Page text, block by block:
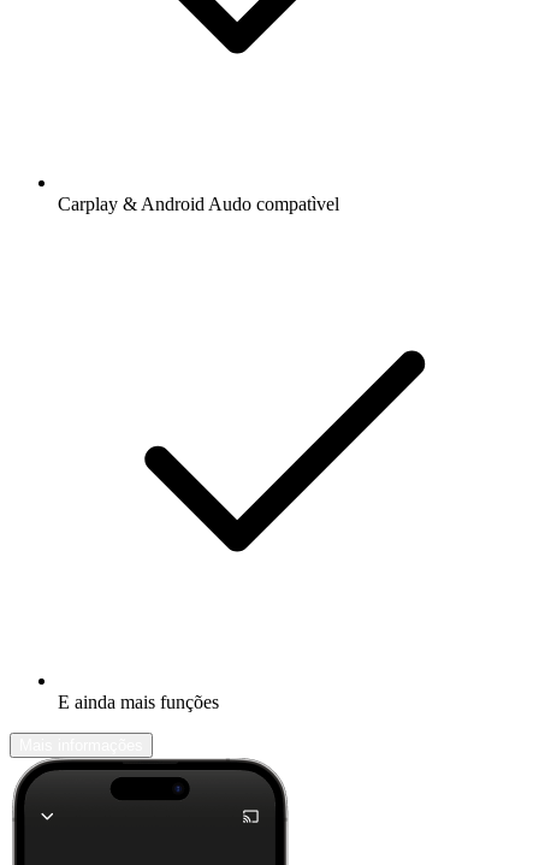
Carplay & Android Audo compatìvel
E ainda mais funções